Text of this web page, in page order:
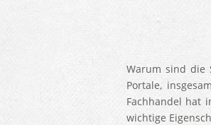
Warum sind die
Portale,
Fachhandel hat
wichtige